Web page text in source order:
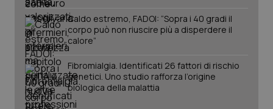
Caldo estremo, FADOI: “Sopra i 40 gradi il
corpo può non riuscire più a disperdere il
calore”
Fibromialgia. Identificati 26 fattori di rischio
genetici. Uno studio rafforza l’origine
biologica della malattia
_ga
Google LLC